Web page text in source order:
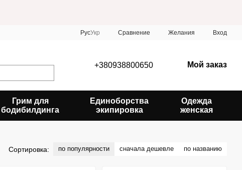
РусУкр Сравнение Желания Вход
+380938800650 Мой заказ
Грим для
бодибилдинга
Единоборства
экипировка
Одежда
женская
Сортировка: по популярности сначала дешевле по названию